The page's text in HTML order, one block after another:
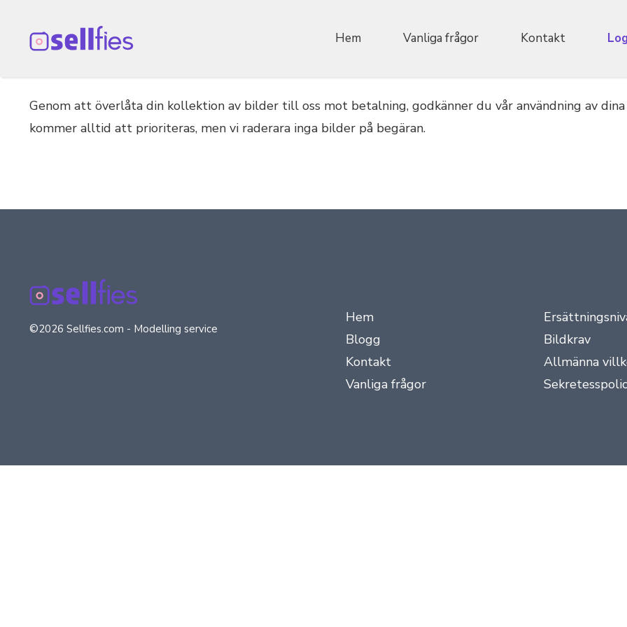
innehåll
Hem Vanliga frågor Kontakt
Genom att överlåta din kollektion av bilder till oss mot betalning, godkänner du vår användning av
kommer alltid att prioriteras, men vi raderara inga bilder på begäran.
©2026 Sellfies.com - Modelling service
Hem
Blogg
Kontakt
Vanliga frågor
Bildkrav
Allmänna